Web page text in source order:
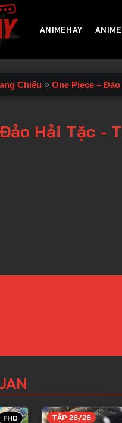
ANIMEHAY
Chiếu » One Piece – Đảo
Hải Tặc -
FHD TẬP 26/26